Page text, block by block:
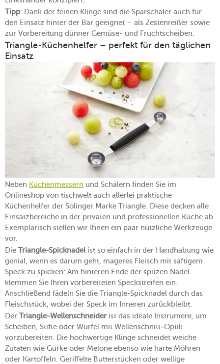
Tipp: Dank der feinen Klinge sind die Sparschäler auch für
den Einsatz hinter der Bar geeignet – als Zestenreißer sowie
zur Vorbereitung dünner Gemüse- und Fruchtscheiben.
Triangle-Küchenhelfer – perfekt für den täglichen
Einsatz
Neben Küchenmessern und Schälern finden Sie im
Onlineshop von tischwelt auch allerlei praktische
Küchenhelfer der Solinger Marke Triangle. Diese decken alle
Einsatzbereiche in der privaten und professionellen Küche ab.
Exemplarisch stellen wir Ihnen ein paar nützliche Werkzeuge
vor.
Die Triangle-Spicknadel ist so einfach in der Handhabung wie
genial, wenn es darum geht, mageres Fleisch mit saftigem
Speck zu spicken: Am hinteren Ende der spitzen Nadel
klemmen Sie Ihren vorbereiteten Speckstreifen ein.
Anschließend fädeln Sie die Triangle-Spicknadel durch das
Fleischstück, wobei der Speck im Inneren zurückbleibt.
Der Triangle-Wellenschneider ist das ideale Instrument, um
Scheiben, Stifte oder Würfel mit Wellenschnitt-Optik
vorzubereiten. Die hochwertige Klinge schneidet weiche
Zutaten wie Gurke oder Melone ebenso wie harte Möhren
oder Kartoffeln. Geriffelte Butterstücken oder wellige